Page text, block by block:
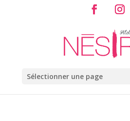
Sélectionner une page